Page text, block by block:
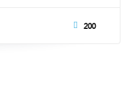
200